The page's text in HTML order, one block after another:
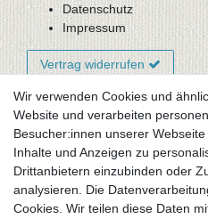
Datenschutz
Impressum
Vertrag widerrufen
Newsletter-Anmeldung
FAQ / Fragen
Mein Warenkorb
Mein Merkzettel
Mein Konto
Wir verwenden Cookies und
Website und verarbeiten
Besucher:innen unserer
Inhalte und Anzeigen zu
Drittanbietern einzubinden oder
analysieren. Die
Cookies. Wir teilen diese Daten